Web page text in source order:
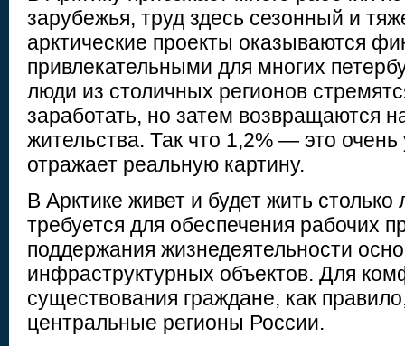
зарубежья, труд здесь сезонный и
арктические проекты оказываются
привлекательными для многих
люди из столичных регионов
заработать, но затем возвращаются
жительства. Так что 1,2% — это
отражает реальную картину.
В Арктике живет и будет жить столько
требуется для обеспечения рабочих
поддержания жизнедеятельности
инфраструктурных объектов. Для
существования граждане, как
центральные регионы России.